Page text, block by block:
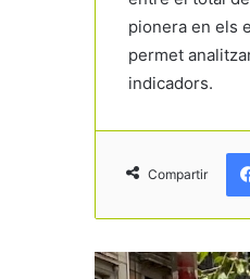
pionera en els
permet
indicadors.
Compartir